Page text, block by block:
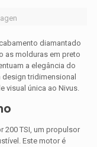
diamantado
as molduras em preto
a elegância do
design tridimensional
visual única ao Nivus.
200 TSI, um propulsor
Este motor é